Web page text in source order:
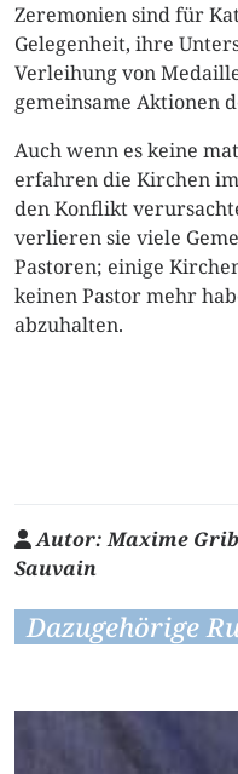
Zeremonien sind für
Gelegenheit, ihre
Verleihung von
gemeinsame Aktionen
Auch wenn es keine
erfahren die Kirchen
den Konflikt
verlieren sie viele
Pastoren; einige
keinen Pastor mehr
abzuhalten.
Autor:Maxime
Sauvain
Dazugehörige